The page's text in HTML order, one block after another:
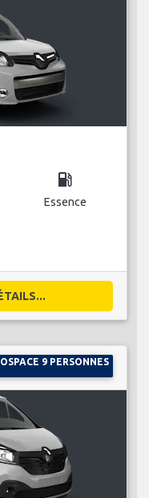
local_gas_station
Essence
9 PERSONNES